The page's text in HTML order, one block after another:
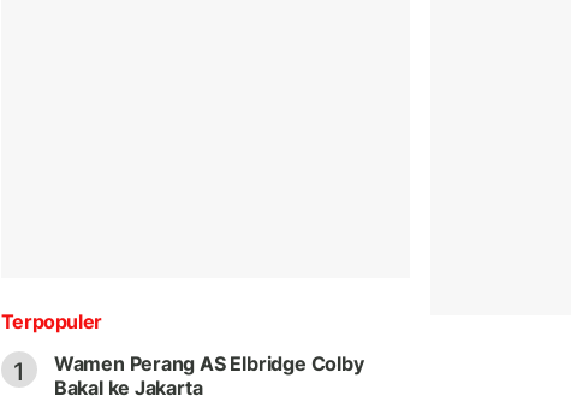
Terpopuler
1
Wamen Perang AS Elbridge Colby
Bakal ke Jakarta